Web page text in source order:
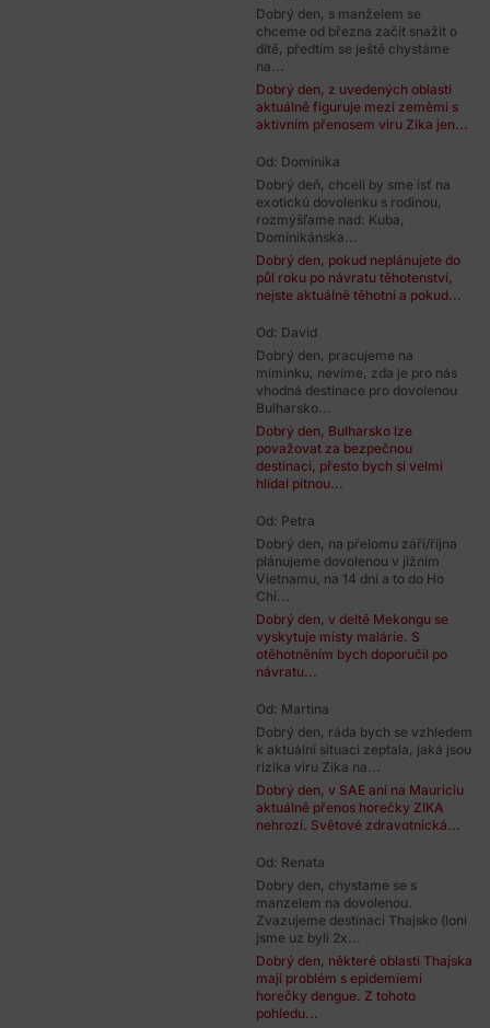
Dobrý den, s manželem se
chceme od března začít snažit o
dítě, předtím se ještě chystáme
na...
Dobrý den, z uvedených oblastí
aktuálně figuruje mezi zeměmi s
aktivním přenosem viru Zika jen...
Od: Dominika
Dobrý deň, chceli by sme ísť na
exotickú dovolenku s rodinou,
rozmýšľame nad: Kuba,
Dominikánska...
Dobrý den, pokud neplánujete do
půl roku po návratu těhotenství,
nejste aktuálně těhotní a pokud...
Od: David
Dobrý den, pracujeme na
miminku, nevíme, zda je pro nás
vhodná destinace pro dovolenou
Bulharsko...
Dobrý den, Bulharsko lze
považovat za bezpečnou
destinaci, přesto bych si velmi
hlídal pitnou...
Od: Petra
Dobrý den, na přelomu září/října
plánujeme dovolenou v jižním
Vietnamu, na 14 dní a to do Ho
Chi...
Dobrý den, v deltě Mekongu se
vyskytuje místy malárie. S
otěhotněním bych doporučil po
návratu...
Od: Martina
Dobrý den, ráda bych se vzhledem
k aktuální situaci zeptala, jaká jsou
rizika viru Zika na...
Dobrý den, v SAE ani na Mauriciu
aktuálně přenos horečky ZIKA
nehrozí. Světové zdravotnická...
Od: Renata
Dobry den, chystame se s
manzelem na dovolenou.
Zvazujeme destinaci Thajsko (loni
jsme uz byli 2x...
Dobrý den, některé oblasti Thajska
mají problém s epidemiemi
horečky dengue. Z tohoto
pohledu...